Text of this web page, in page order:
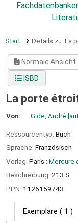
Start Details zu: La
Normale Ansicht
ISBD
La porte
Von: Gide, André
Ressourcentyp: Buch
Sprache: Französisch
Verlag: Paris : Mercure
Beschreibung: 213 S
PPN: 1126159743
Exemplare ( 1 )